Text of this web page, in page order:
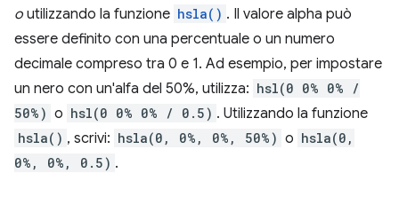
o utilizzando la funzione hsla() . Il valore alpha può
essere definito con una percentuale o un numero
decimale compreso tra 0 e 1. Ad esempio, per impostare
un nero con un'alfa del 50%, utilizza: hsl(0 0% 0% /
50%) o hsl(0 0% 0% / 0.5) . Utilizzando la funzione
hsla() , scrivi: hsla(0, 0%, 0%, 50%) o hsla(0,
0%, 0%, 0.5) .